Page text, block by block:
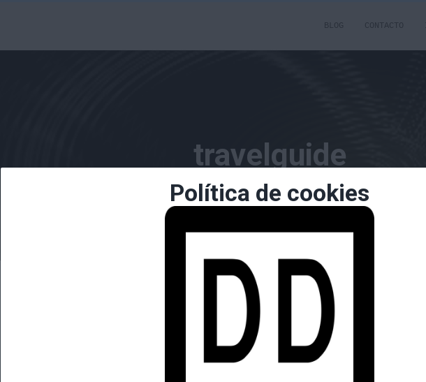
BLOG CONTACTO
travelguide
Política de cookies